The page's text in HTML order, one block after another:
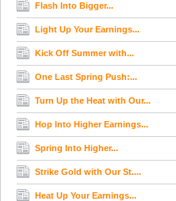
Flash Into Bigger...
Light Up Your Earnings...
Kick Off Summer with...
One Last Spring Push:...
Turn Up the Heat with Our...
Hop Into Higher Earnings...
Spring Into Higher...
Strike Gold with Our St....
Heat Up Your Earnings...